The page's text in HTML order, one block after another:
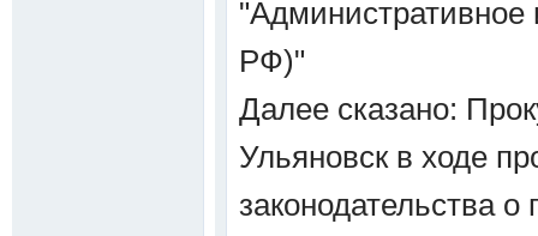
"Административное
РФ)"
Далее сказано:
Ульяновск в ходе
законодательства